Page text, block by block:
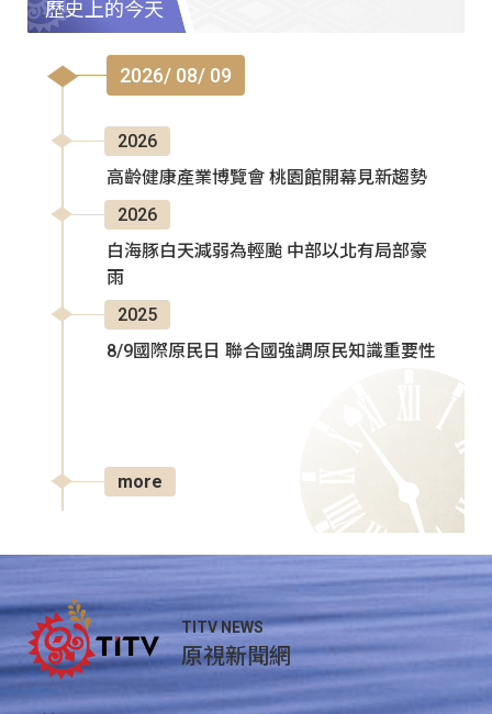
歷史上的今天
2026/ 08/ 09
2026
高齡健康產業博覽會 桃園館開幕見新趨勢
2026
白海豚白天減弱為輕颱 中部以北有局部豪
雨
2025
8/9國際原民日 聯合國強調原民知識重要性
more
TITV NEWS
原視新聞網